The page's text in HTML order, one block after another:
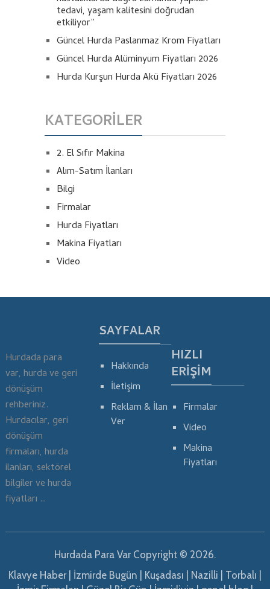
tedavi, yaşam kalitesini doğrudan
etkiliyor”
Güncel Hurda Paslanmaz Krom Fiyatları
Güncel Hurda Alüminyum Fiyatları 2026
Hurda Kurşun Hurda Akü Fiyatları 2026
KATEGORILER
2. El Sıfır Makina
Alım-Satım İlanları
Bilgi
Firmalar
Hurda Fiyatları
Makina Fiyatları
Video
Hurdada para
var, hurda ve geri
dönüşüm
rehberiniz.
Hurdacılar, geri
dönüşüm
firmaları, hurda
ilanları, sektörel
bilgiler ve hurda
fiyatları …
SAYFALAR
Hakkında
İletişim
Reklam & İlan
Ver
HIZLI
ERIŞIM
Firmalar
Video
Makina
Fiyatları
Hurdada Para VarCopyright © 2026.
Klavye Haber| İzmirde Bugün Kuşadası Nazilli Torbalı